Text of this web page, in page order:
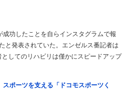
功したことを自らインスタグラムで報
と発表されていた。エンゼルス番記者は
してのリハビリは僅かにスピードアップ
ポーツを支える「ドコモスポーツく